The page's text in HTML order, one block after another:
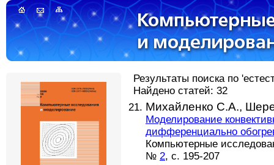
Результаты поиска по
Найдено статей: 32
Михайленко С.А.,
Моделирование
дифференциально
Компьютерные
№ 2, с. 195-207